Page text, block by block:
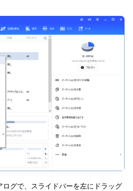
グで、スライドバーを左にドラッグ